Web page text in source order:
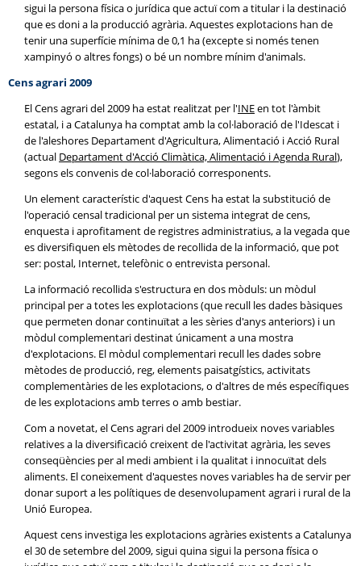
sigui la persona física o jurídica que actuï com a titular i la destinació
que es doni a la producció agrària. Aquestes explotacions han de
tenir una superfície mínima de 0,1 ha (excepte si només tenen
xampinyó o altres fongs) o bé un nombre mínim d'animals.
Cens agrari 2009
El Cens agrari del 2009 ha estat realitzat per l'INEen tot l'àmbit
estatal, i a Catalunya ha comptat amb la col·laboració de l'Idescat i
de l'aleshores Departament d'Agricultura, Alimentació i Acció Rural
(actual Departament d'Acció Climàtica, Alimentació i Agenda Rural),
segons els convenis de col·laboració corresponents.
Un element característic d'aquest Cens ha estat la substitució de
l'operació censal tradicional per un sistema integrat de cens,
enquesta i aprofitament de registres administratius, a la vegada que
es diversifiquen els mètodes de recollida de la informació, que pot
ser: postal, Internet, telefònic o entrevista personal.
La informació recollida s'estructura en dos mòduls: un mòdul
principal per a totes les explotacions (que recull les dades bàsiques
que permeten donar continuïtat a les sèries d'anys anteriors) i un
mòdul complementari destinat únicament a una mostra
d'explotacions. El mòdul complementari recull les dades sobre
mètodes de producció, reg, elements paisatgístics, activitats
complementàries de les explotacions, o d'altres de més específiques
de les explotacions amb terres o amb bestiar.
Com a novetat, el Cens agrari del 2009 introdueix noves variables
relatives a la diversificació creixent de l'activitat agrària, les seves
conseqüències per al medi ambient i la qualitat i innocuïtat dels
aliments. El coneixement d'aquestes noves variables ha de servir per
donar suport a les polítiques de desenvolupament agrari i rural de la
Unió Europea.
Aquest cens investiga les explotacions agràries existents a Catalunya
el 30 de setembre del 2009, sigui quina sigui la persona física o